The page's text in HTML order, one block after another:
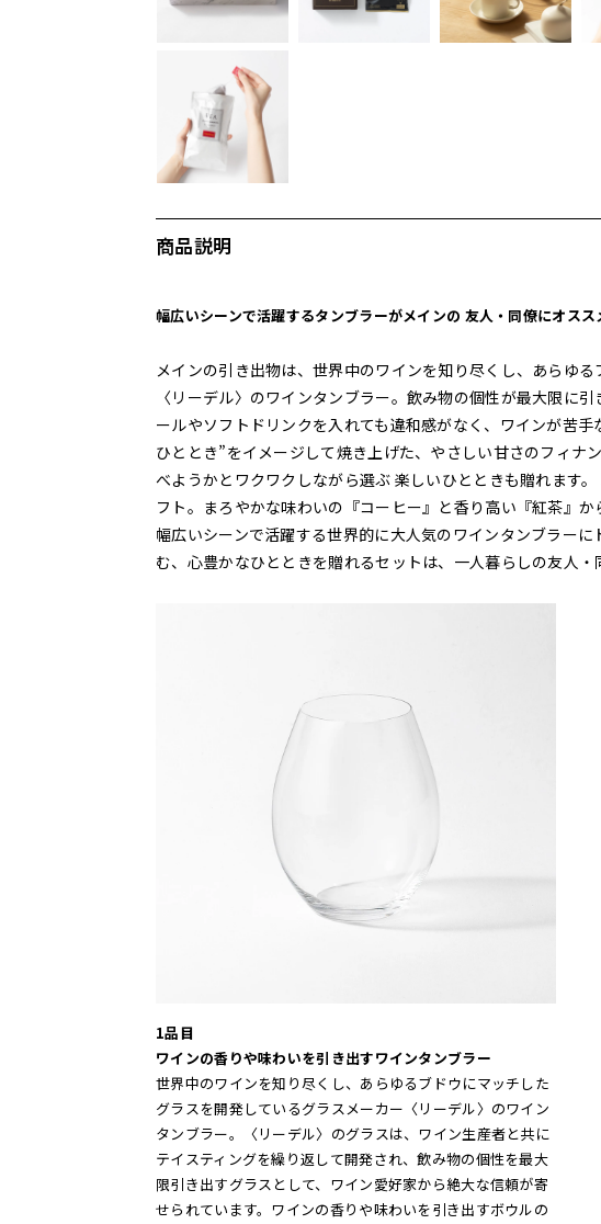
商品説明
幅広いシーンで活躍するタンブラーがメインの 友人・同僚にオス
メインの引き出物は、世界中のワインを知り尽くし、あらゆ
〈リーデル〉のワインタンブラー。飲み物の個性が最大限に
ールやソフトドリンクを入れても違和感がなく、ワインが苦
ひととき”をイメージして焼き上げた、やさしい甘さのフィナ
べようかとワクワクしながら選ぶ 楽しいひとときも贈れます
フト。まろやかな味わいの『コーヒー』と香り高い『紅茶』か
幅広いシーンで活躍する世界的に大人気のワインタンブラー
む、心豊かなひとときを贈れるセットは、一人暮らしの友人・
1品目
ワインの香りや味わいを引き出すワインタンブラー
世界中のワインを知り尽くし、あらゆるブドウにマッチした
グラスを開発しているグラスメーカー〈リーデル〉のワイン
タンブラー。〈リーデル〉のグラスは、ワイン生産者と共に
テイスティングを繰り返して開発され、飲み物の個性を最大
限引き出すグラスとして、ワイン愛好家から絶大な信頼が寄
せられています。ワインの香りや味わいを引き出すボウルの